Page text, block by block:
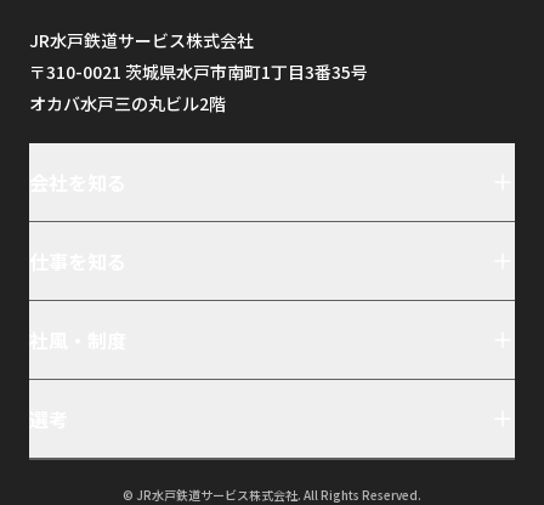
JR水戸鉄道サービス株式会社
〒310-0021 茨城県水戸市南町1丁目3番35号
オカバ水戸三の丸ビル2階
© JR水戸鉄道サービス株式会社. All Rights Reserved.